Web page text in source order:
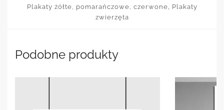
Plakaty żółte, pomarańczowe, czerwone, Plakaty
zwierzęta
Podobne produkty